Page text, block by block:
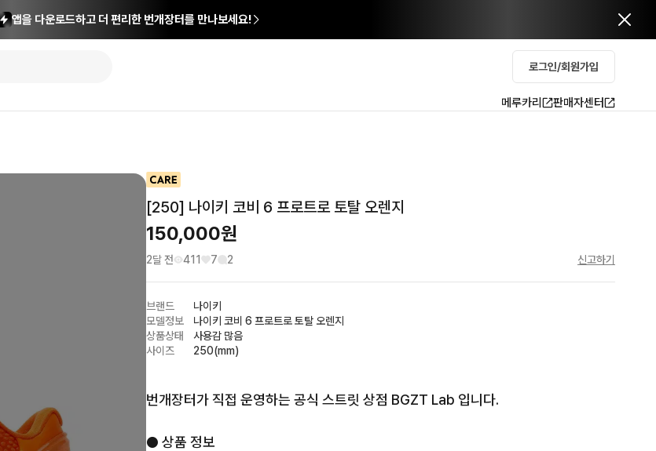
앱을 다운로드하고 더 편리한 번개장터를 만나보세요!
로그인/회원가입
메루카리 판매자센터
판매
[250] 나이키 코비 6 프로트로 토탈 오렌지
150,000원
2달 전 411 7 2 신고하기
브랜드
나이키
모델정보
나이키 코비 6 프로트로 토탈 오렌지
상품상태
사용감 많음
사이즈
250(mm)
번개장터가 직접 운영하는 공식 스트릿 상점 BGZT Lab 입니다.
● 상품 정보